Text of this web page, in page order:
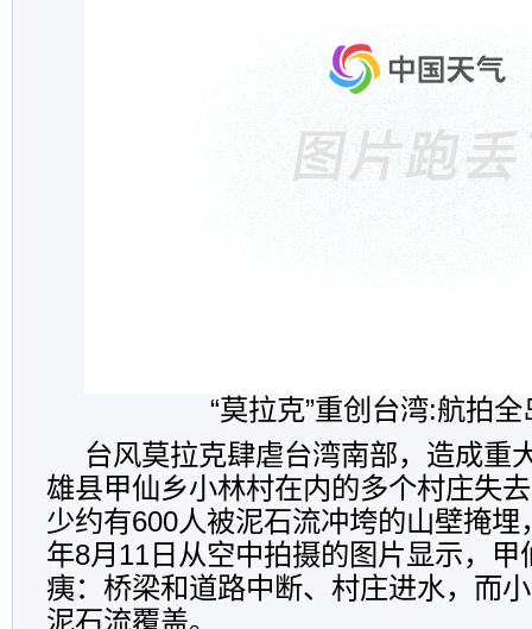
“莫拉克”重创台湾:航拍全
台风莫拉克肆虐台湾南部，造成重
雄县甲仙乡小林村在内的多个村庄失
少约有600人被泥石流冲垮的山壁掩埋
年8月11日从空中拍摄的图片显示，甲
痍：桥梁和道路中断、村庄进水，而
泥石流覆盖。